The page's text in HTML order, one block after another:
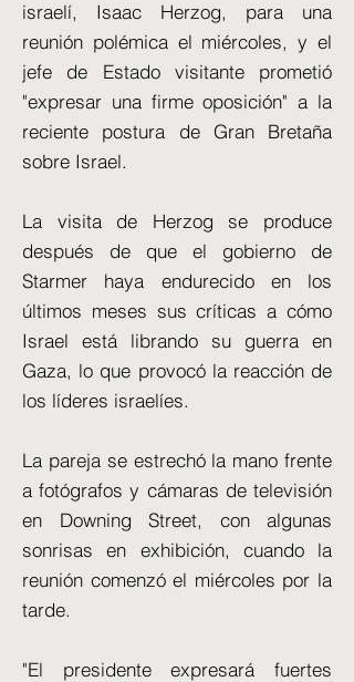
israelí, Isaac Herzog, para una
reunión polémica el miércoles, y el
jefe de Estado visitante prometió
"expresar una firme oposición" a la
reciente postura de Gran Bretaña
sobre Israel.
La visita de Herzog se produce
después de que el gobierno de
Starmer haya endurecido en los
últimos meses sus críticas a cómo
Israel está librando su guerra en
Gaza, lo que provocó la reacción de
los líderes israelíes.
La pareja se estrechó la mano frente
a fotógrafos y cámaras de televisión
en Downing Street, con algunas
sonrisas en exhibición, cuando la
reunión comenzó el miércoles por la
tarde.
"El presidente expresará fuertes